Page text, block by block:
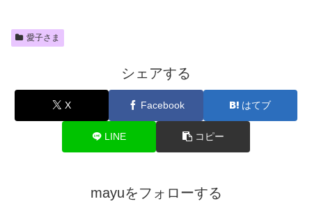
愛子さま
シェアする
X Facebook はてブ
LINE コピー
mayuをフォローする